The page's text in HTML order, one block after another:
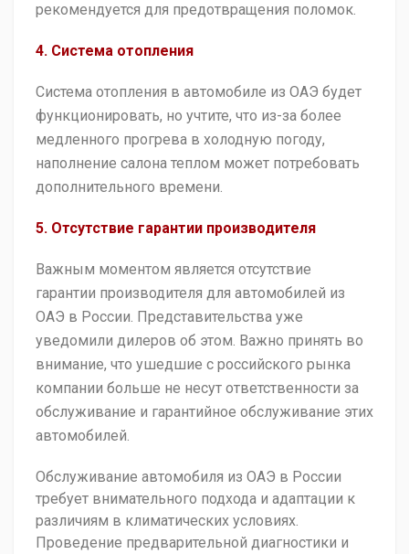
рекомендуется для предотвращения поломок.
4. Система отопления
Система отопления в автомобиле из ОАЭ будет
функционировать, но учтите, что из-за более
медленного прогрева в холодную погоду,
наполнение салона теплом может потребовать
дополнительного времени.
5. Отсутствие гарантии производителя
Важным моментом является отсутствие
гарантии производителя для автомобилей из
ОАЭ в России. Представительства уже
уведомили дилеров об этом. Важно принять во
внимание, что ушедшие с российского рынка
компании больше не несут ответственности за
обслуживание и гарантийное обслуживание этих
автомобилей.
Обслуживание автомобиля из ОАЭ в России
требует внимательного подхода и адаптации к
различиям в климатических условиях.
Проведение предварительной диагностики и